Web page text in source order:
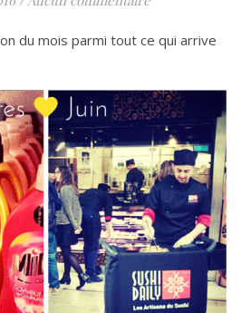
du mois parmi tout ce qui arrive